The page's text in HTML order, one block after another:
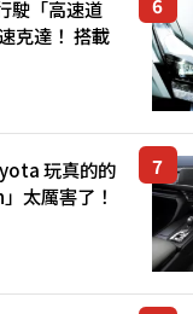
駛「高速道
克達！ 搭載
輪感」的動
玩真的的
太厲害了！
」打造的